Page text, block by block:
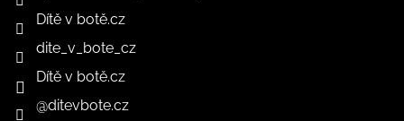
Dítě v botě.cz
dite_v_bote_cz
Dítě v botě.cz
@ditevbote.cz